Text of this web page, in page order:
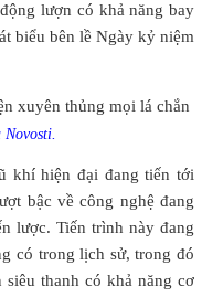
lượn có khả năng bay
biểu bên lề Ngày kỷ niệm
khí hiện đại đang tiến tới
bậc về công nghệ đang
lược. Tiến trình này đang
có trong lịch sử, trong đó
thanh có khả năng cơ